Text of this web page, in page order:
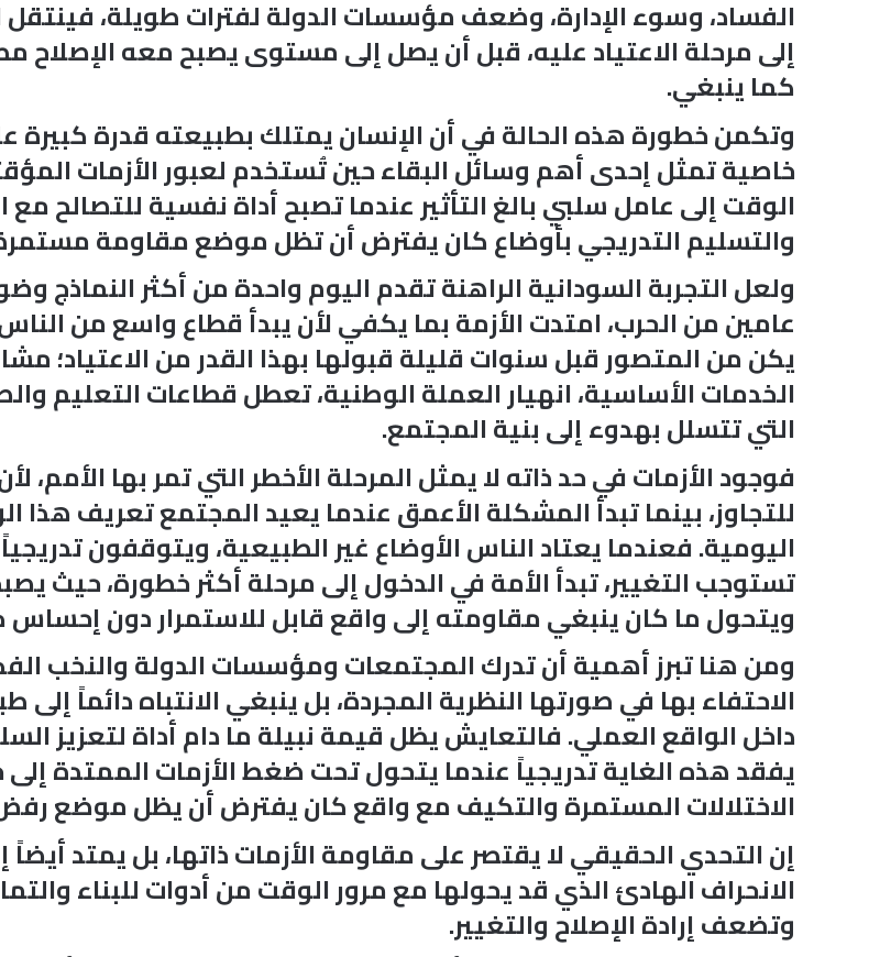
الفساد، وسوء الإدارة، وضعف مؤسسات الدولة لفترات طويلة،
إلى مرحلة الاعتياد عليه، قبل أن يصل إلى مستوى يصبح معه الإصلاح
كما ينبغي.
وتكمن خطورة هذه الحالة في أن الإنسان يمتلك بطبيعته قدرة
خاصية تمثل إحدى أهم وسائل البقاء حين تُستخدم لعبور الأزمات
الوقت إلى عامل سلبي بالغ التأثير عندما تصبح أداة نفسية للتصالح
والتسليم التدريجي بأوضاع كان يفترض أن تظل موضع مقاومة
ولعل التجربة السودانية الراهنة تقدم اليوم واحدة من أكثر
عامين من الحرب، امتدت الأزمة بما يكفي لأن يبدأ قطاع واسع من
يكن من المتصور قبل سنوات قليلة قبولها بهذا القدر من الاعتياد؛
الخدمات الأساسية، انهيار العملة الوطنية، تعطل قطاعات التعليم
التي تتسلل بهدوء إلى بنية المجتمع.
فوجود الأزمات في حد ذاته لا يمثل المرحلة الأخطر التي تمر بها
للتجاوز، بينما تبدأ المشكلة الأعمق عندما يعيد المجتمع تعريف هذا
اليومية. فعندما يعتاد الناس الأوضاع غير الطبيعية، ويتوقفون
تستوجب التغيير، تبدأ الأمة في الدخول إلى مرحلة أكثر خطورة، حيث
ويتحول ما كان ينبغي مقاومته إلى واقع قابل للاستمرار دون
ومن هنا تبرز أهمية أن تدرك المجتمعات ومؤسسات الدولة والنخب
الاحتفاء بها في صورتها النظرية المجردة، بل ينبغي الانتباه دائماً
داخل الواقع العملي. فالتعايش يظل قيمة نبيلة ما دام أداة لتعزيز
يفقد هذه الغاية تدريجياً عندما يتحول تحت ضغط الأزمات الممتدة
الاختلالات المستمرة والتكيف مع واقع كان يفترض أن يظل موضع
إن التحدي الحقيقي لا يقتصر على مقاومة الأزمات ذاتها، بل يمتد
الانحراف الهادئ الذي قد يحولها مع مرور الوقت من أدوات للبناء
وتضعف إرادة الإصلاح والتغيير.